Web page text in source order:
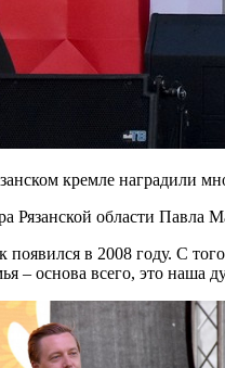
кремле наградили
Рязанской области Павла
появился в 2008 году. С
– основа всего, это наша